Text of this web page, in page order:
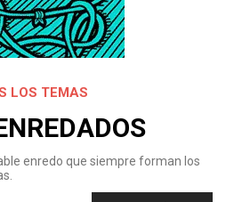
LOS TEMAS
enredo que siempre forman los